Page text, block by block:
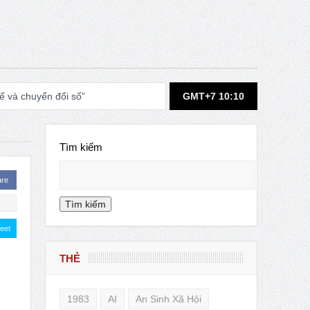
và chuyển đổi số”
hội học giáo dục”.
in 2031
GMT+7 10:10
Tìm kiếm
Tìm kiếm
THẺ
1983 AI An Sinh Xã Hội